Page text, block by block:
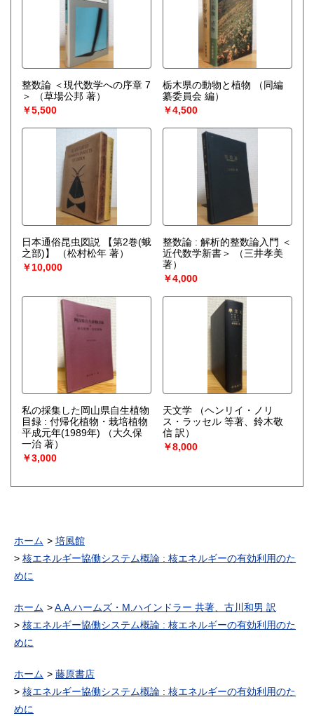
整数論 ＜現代数学への序章 7
＞
（草場公邦 著）
￥5,500
栃木県の動物と植物
（同編
纂委員会 編）
￥4,500
日本通俗昆虫図説 【第2巻(蛾
之部)】
（松村松年 著）
￥10,000
整数論 : 解析的整数論入門 ＜
近代数学新書＞
（三井孝美
著）
￥4,000
私の採集した岡山県自生植物
目録 : 付帰化植物・栽培植物
平成元年(1989年)
（大久保
一治 著）
￥3,000
天文学
（ヘンリイ・ノリ
ス・ラッセル 等著、鈴木敬
信 訳）
￥8,000
ホーム
培風館
核エネルギー協働システム概論 : 核エネルギーの有効利用のた
めに
ホーム
A.A.ハームズ・M.ハインドラー 共著、古川和男 訳
核エネルギー協働システム概論 : 核エネルギーの有効利用のた
めに
ホーム
藤原書店
核エネルギー協働システム概論 : 核エネルギーの有効利用のた
めに